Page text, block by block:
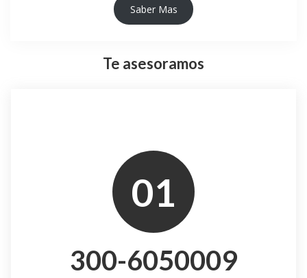
Saber Mas
Te asesoramos
01
300-6050009